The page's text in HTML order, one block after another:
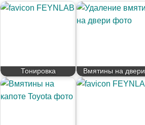
Тонировка Вмятины на двери